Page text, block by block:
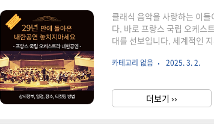
클래식 음악을 사랑하는 이
다. 바로 프랑스 국립 오케
대를 선보입니다. 세계적인
서두르세요 ^^ 좌석이 매진
립 오케스트라 내한공연 – 상
– 롯데콘서트홀🎼 프로그램 – ..
카테고리 없음 2025. 3. 2.
더보기 ››